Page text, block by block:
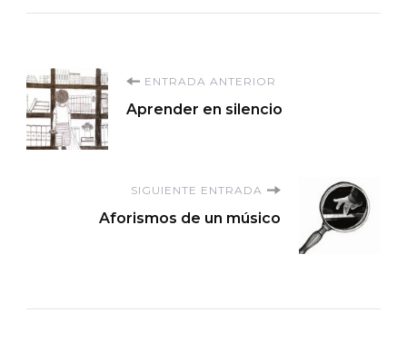
Navegación
de
entradas
ENTRADA ANTERIOR
Aprender en silencio
SIGUIENTE ENTRADA
Aforismos de un músico